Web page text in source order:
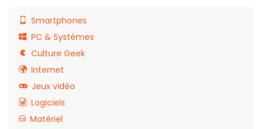
Smartphones
PC & Systèmes
Culture Geek
Internet
Jeux vidéo
Logiciels
Matériel